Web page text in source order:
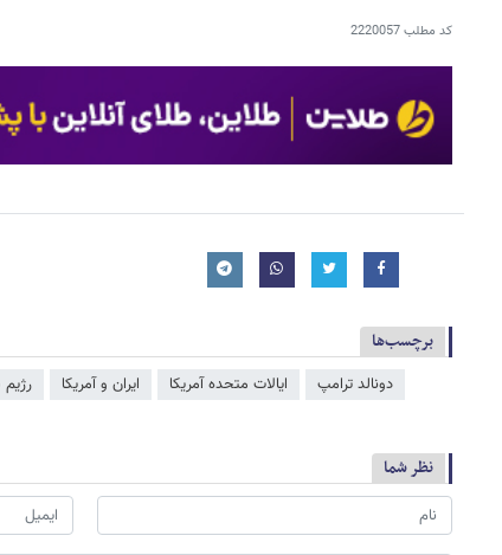
کد مطلب2220057
برچسب‌ها
دونالد ترامپ ایالات متحده آمریکا ایران و آمریکا
نظر شما